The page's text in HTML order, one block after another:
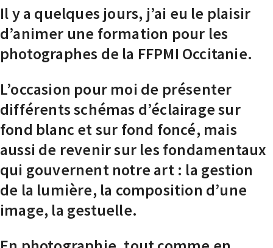
Il y a quelques jours, j’ai eu le plaisir
d’animer une formation pour les
photographes de la FFPMI Occitanie.
L’occasion pour moi de présenter
différents schémas d’éclairage sur
fond blanc et sur fond foncé, mais
aussi de revenir sur les fondamentaux
qui gouvernent notre art : la gestion
de la lumière, la composition d’une
image, la gestuelle.